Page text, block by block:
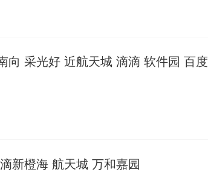
向 采光好 近航天城 滴滴 软件园 百度
新橙海 航天城 万和嘉园